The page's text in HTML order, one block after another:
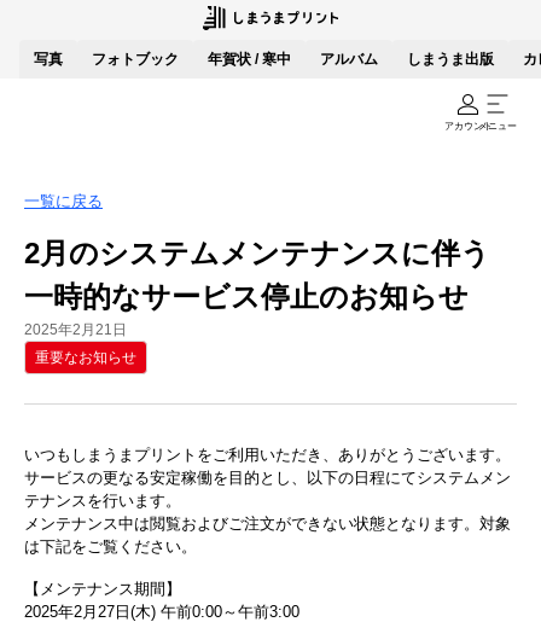
写真 フォトブック 年賀状 / 寒中 アルバム しまうま出版 カ
アカウントメニュー
一覧に戻る
2月のシステムメンテナンスに伴う
一時的なサービス停止のお知らせ
2025年2月21日
重要なお知らせ
いつもしまうまプリントをご利用いただき、ありがとうございます。
サービスの更なる安定稼働を目的とし、以下の日程にてシステムメン
テナンスを行います。
メンテナンス中は閲覧およびご注文ができない状態となります。対象
は下記をご覧ください。
【メンテナンス期間】
2025年2月27日(木) 午前0:00～午前3:00